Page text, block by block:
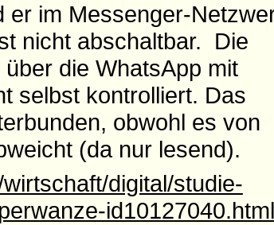
er im Messenger-
nicht abschaltbar. Die
die WhatsApp mit
selbst kontrolliert. Das
obwohl es von
(da nur lesend).
digital/studie-
id10127040.html